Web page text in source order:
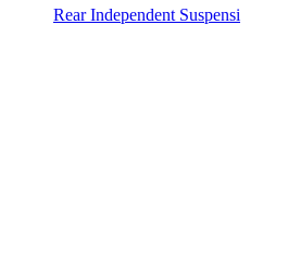
Rear Independent Suspensi